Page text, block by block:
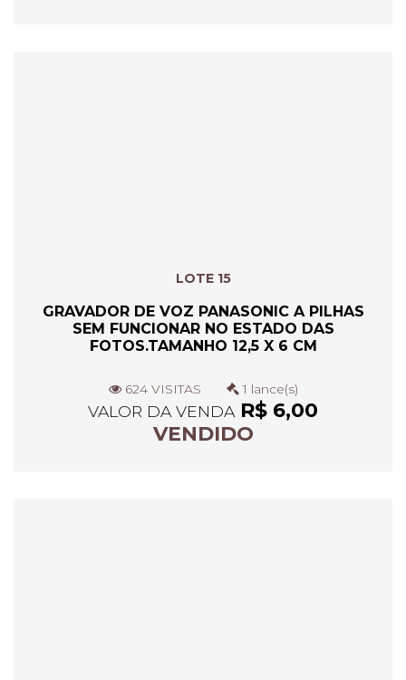
LOTE 15
GRAVADOR DE VOZ PANASONIC A PILHAS
SEM FUNCIONAR NO ESTADO DAS
FOTOS.TAMANHO 12,5 X 6 CM
624 VISITAS 1 lance(s)
VALOR DA VENDAR$ 6,00
VENDIDO